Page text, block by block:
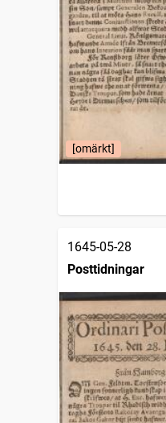
[omärkt]
1645-05-28
Posttidningar